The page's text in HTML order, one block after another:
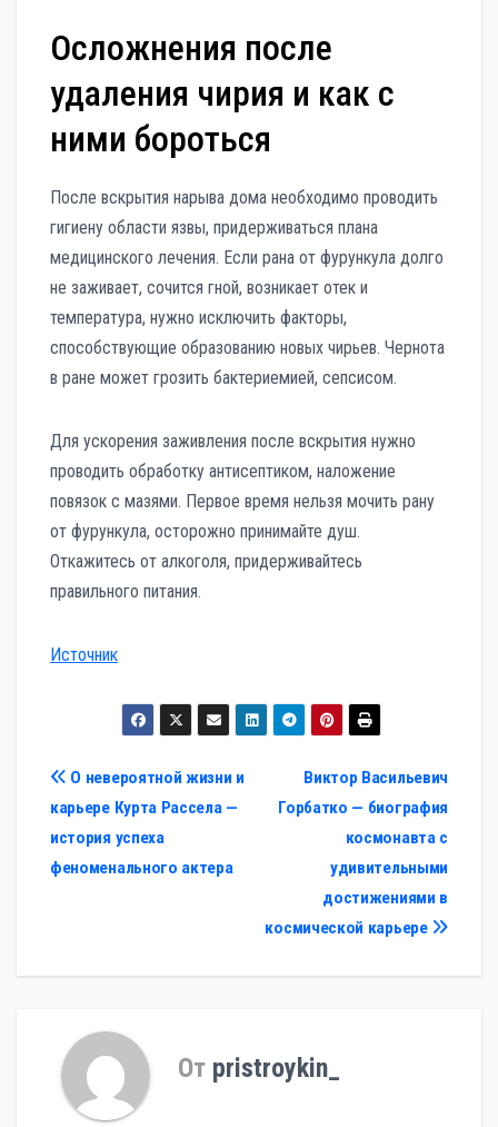
Осложнения после
удаления чирия и как с
ними бороться
После вскрытия нарыва дома необходимо проводить
гигиену области язвы, придерживаться плана
медицинского лечения. Если рана от фурункула долго
не заживает, сочится гной, возникает отек и
температура, нужно исключить факторы,
способствующие образованию новых чирьев. Чернота
в ране может грозить бактериемией, сепсисом.
Для ускорения заживления после вскрытия нужно
проводить обработку антисептиком, наложение
повязок с мазями. Первое время нельзя мочить рану
от фурункула, осторожно принимайте душ.
Откажитесь от алкоголя, придерживайтесь
правильного питания.
Источник
Навигация
по
записям
Виктор Васильевич
Горбатко — биография
космонавта с
удивительными
достижениями в
космической карьере
О невероятной жизни и
карьере Курта Рассела —
история успеха
феноменального актера
От pristroykin_